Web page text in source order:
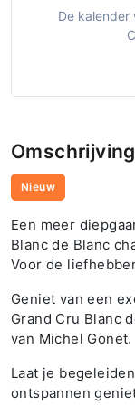
De kalender
Omschrijving
Nieuw
Een meer
Blanc de Blanc
Voor de
Geniet van een
Grand Cru Blanc
van Michel Gonet.
Laat je
ontspannen